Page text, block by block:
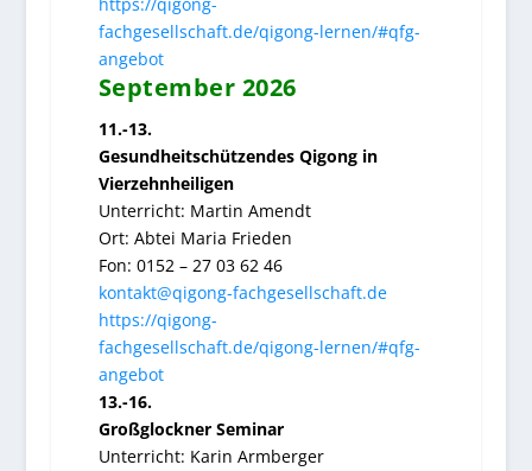
fachgesellschaft.de/qigong-lernen/#qfg-
angebot
September 2026
11.-13.
Gesundheitschützendes Qigong in
Vierzehnheiligen
Unterricht: Martin Amendt
Ort: Abtei Maria Frieden
Fon: 0152 – 27 03 62 46
kontakt@qigong-fachgesellschaft.de
https://qigong-
fachgesellschaft.de/qigong-lernen/#qfg-
angebot
13.-16.
Großglockner Seminar
Unterricht: Karin Armberger